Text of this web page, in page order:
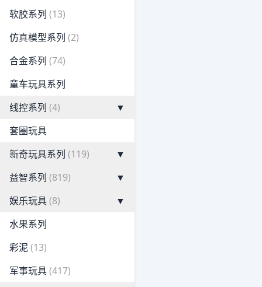
软胶系列 (13)
仿真模型系列 (2)
合金系列 (74)
童车玩具系列
线控系列 (4)
▼
套圈玩具
新奇玩具系列 (119)
▼
益智系列 (819)
▼
娱乐玩具(8)
▼
水果系列
彩泥(13)
军事玩具(417)